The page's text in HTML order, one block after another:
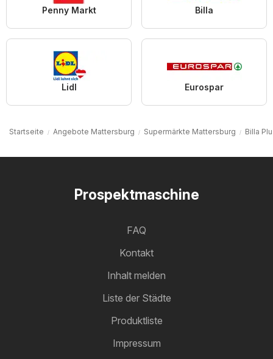
Penny Markt Billa
Lidl Eurospar
Startseite Angebote Mattersburg Supermärkte Mattersburg Billa
Prospektmaschine
FAQ
Kontakt
Inhalt melden
Liste der Städte
Produktliste
Impressum